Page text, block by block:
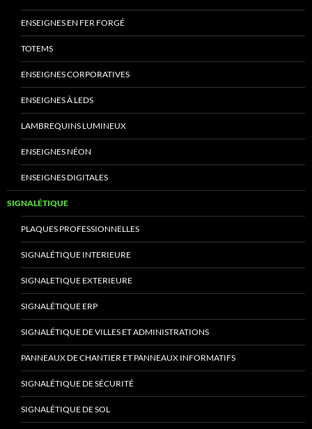
ENSEIGNES EN FER FORGÉ
TOTEMS
ENSEIGNES CORPORATIVES
ENSEIGNES À LEDS
LAMBREQUINS LUMINEUX
ENSEIGNES NÉON
ENSEIGNES DIGITALES
SIGNALÉTIQUE
PLAQUES PROFESSIONNELLES
SIGNALÉTIQUE INTERIEURE
SIGNALETIQUE EXTERIEURE
SIGNALÉTIQUE ERP
SIGNALÉTIQUE DE VILLES ET ADMINISTRATIONS
PANNEAUX DE CHANTIER ET PANNEAUX INFORMATIFS
SIGNALÉTIQUE DE SÉCURITÉ
SIGNALÉTIQUE DE SOL